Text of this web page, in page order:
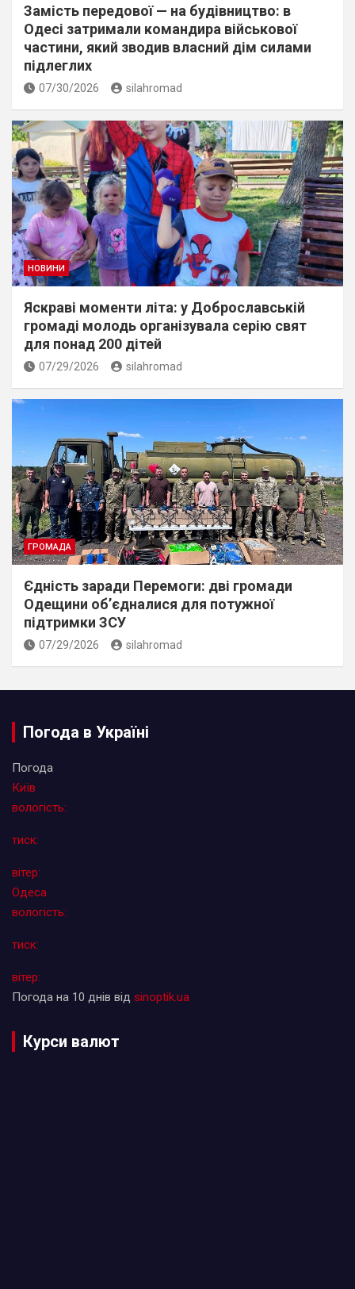
Замість передової — на будівництво: в
Одесі затримали командира військової
частини, який зводив власний дім силами
підлеглих
07/30/2026 silahromad
НОВИНИ
Яскраві моменти літа: у Доброславській
громаді молодь організувала серію свят
для понад 200 дітей
07/29/2026 silahromad
ГРОМАДА
Єдність заради Перемоги: дві громади
Одещини об’єдналися для потужної
підтримки ЗСУ
07/29/2026 silahromad
Погода в Україні
Погода
Київ
вологість:
тиск:
вітер:
Одеса
вологість:
тиск:
вітер:
Погода на 10 днів від sinoptik.ua
Курси валют